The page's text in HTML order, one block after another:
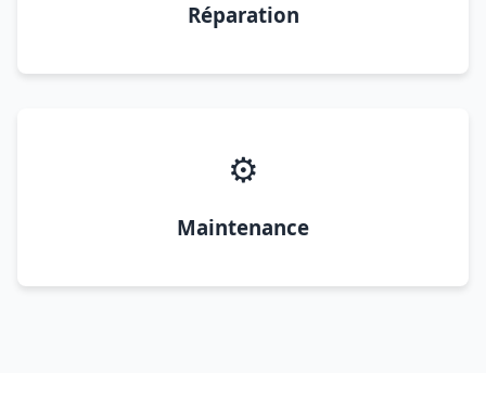
Réparation
⚙️
Maintenance